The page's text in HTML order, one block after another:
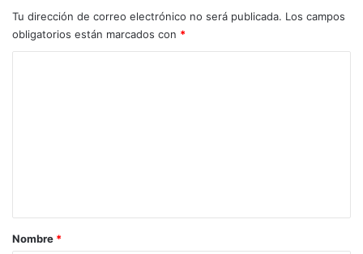
Tu dirección de correo electrónico no será publicada. Los campos
obligatorios están marcados con *
rNombre *